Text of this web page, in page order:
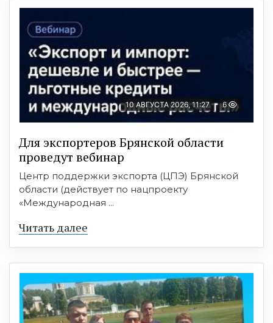
10 АВГУСТА 2026, 11:27 6
Для экспортеров Брянской области
проведут вебинар
Центр поддержки экспорта (ЦПЭ) Брянской
области (действует по нацпроекту
«Международная ...
Читать далее